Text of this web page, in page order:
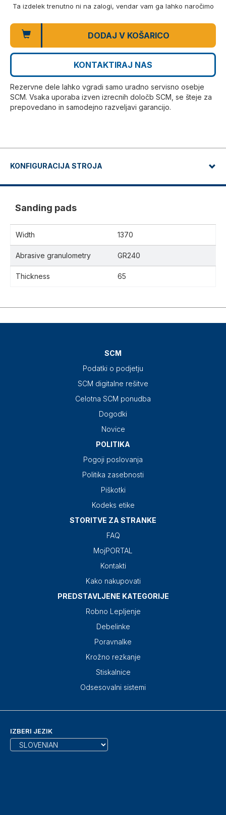
Ta izdelek trenutno ni na zalogi, vendar vam ga lahko naročimo
DODAJ V KOŠARICO
KONTAKTIRAJ NAS
Rezervne dele lahko vgradi samo uradno servisno osebje
SCM. Vsaka uporaba izven izrecnih določb SCM, se šteje za
prepovedano in samodejno razveljavi garancijo.
KONFIGURACIJA STROJA
Sanding pads
Width 1370
Abrasive granulometry GR240
Thickness 65
SCM
Podatki o podjetju
SCM digitalne rešitve
Celotna SCM ponudba
Dogodki
Novice
POLITIKA
Pogoji poslovanja
Politika zasebnosti
Piškotki
Kodeks etike
STORITVE ZA STRANKE
FAQ
MojPORTAL
Kontakti
Kako nakupovati
PREDSTAVLJENE KATEGORIJE
Robno Lepljenje
Debelinke
Poravnalke
Krožno rezkanje
Stiskalnice
Odsesovalni sistemi
IZBERI JEZIK